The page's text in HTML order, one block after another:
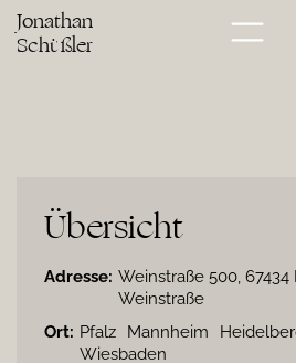
Jonathan
Schüßler
Übersicht
Adresse: Weinstraße 500,
Weinstraße
Ort: Pfalz Mannheim
Wiesbaden